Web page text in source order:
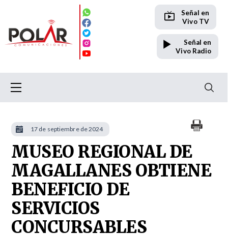
Señal en
Vivo TV
Señal en
Vivo Radio
MUSEO REGIONAL DE
MAGALLANES OBTIENE
BENEFICIO DE
SERVICIOS
CONCURSABLES
17 de septiembre de 2024